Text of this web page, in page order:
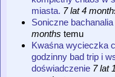
miasta. 7 lat 4
Soniczne bachanalia
months temu
Kwaśna wycieczka
godzinny bad trip i
doświadczenie 7 lat